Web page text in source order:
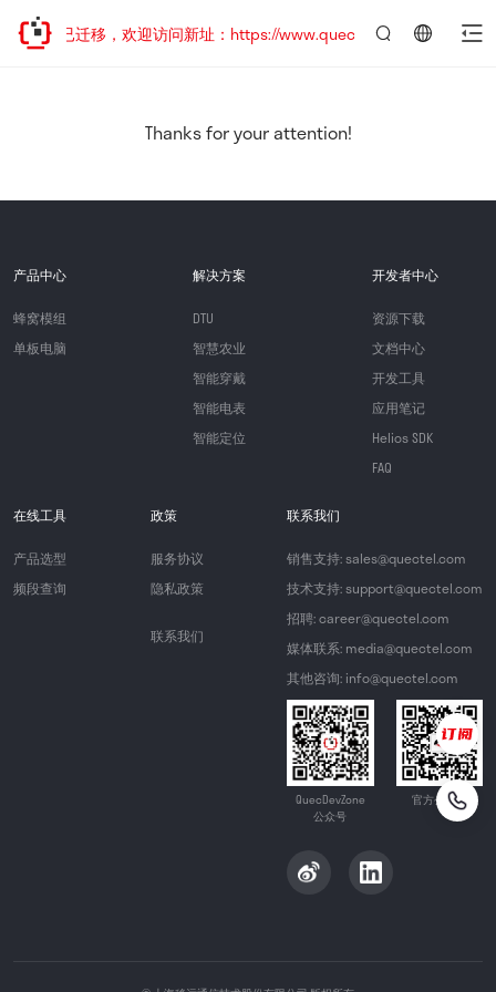
站地址已迁移，欢迎访问新址：https://www.quectel.com.cn
Thanks for your attention!
产品中心
蜂窝模组
单板电脑
解决方案
DTU
智慧农业
智能穿戴
智能电表
智能定位
开发者中心
资源下载
文档中心
开发工具
应用笔记
Helios SDK
FAQ
在线工具
产品选型
频段查询
政策
服务协议
隐私政策
联系我们
联系我们
销售支持: sales@quectel.com
技术支持: support@quectel.com
招聘: career@quectel.com
媒体联系: media@quectel.com
其他咨询: info@quectel.com
QuecDevZone
公众号
官方公众号